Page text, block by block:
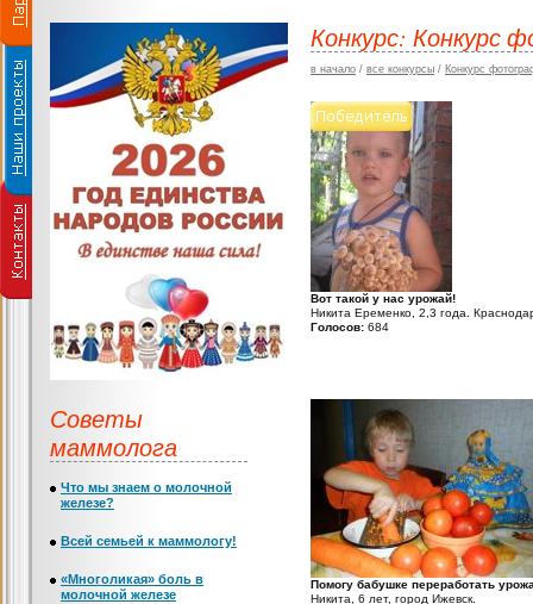
Конкурс: Конкурс
в начало / все конкурсы / Конкурс
Вот такой у нас урожай!
Никита Еременко, 2,3 года.
Голосов: 684
Помогу бабушке переработать
Никита, 6 лет, город Ижевск.
Советы
маммолога
Что мы знаем о молочной
железе?
Всей семьей к маммологу!
«Многоликая» боль в
молочной железе